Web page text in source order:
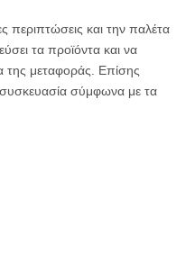
περιπτώσεις και την παλέτα
τα προϊόντα και να
της μεταφοράς. Επίσης
σύμφωνα με τα